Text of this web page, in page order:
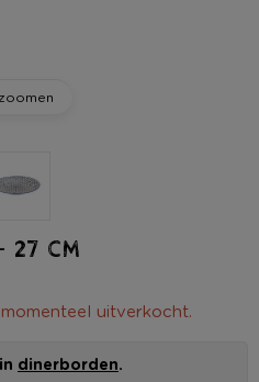
cm
uitverkocht.
dinerborden.